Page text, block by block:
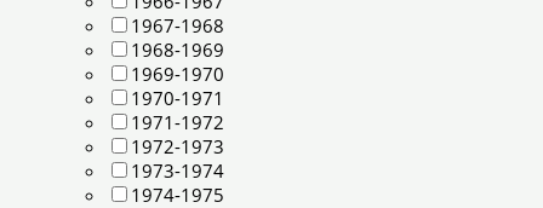
1967-1968
1968-1969
1969-1970
1970-1971
1971-1972
1972-1973
1973-1974
1974-1975